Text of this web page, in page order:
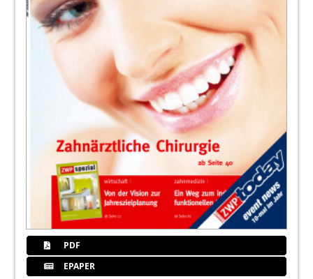
PDF
EPAPER